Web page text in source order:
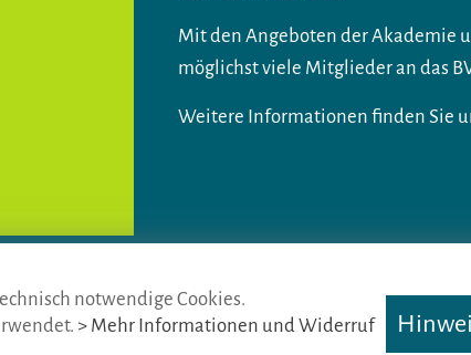
Mit den Angeboten der Akademie
möglichst viele Mitglieder an das
Weitere Informationen finden Sie
gaestefuehrer.de
notwendige Cookies.
> Mehr Informationen und Widerruf